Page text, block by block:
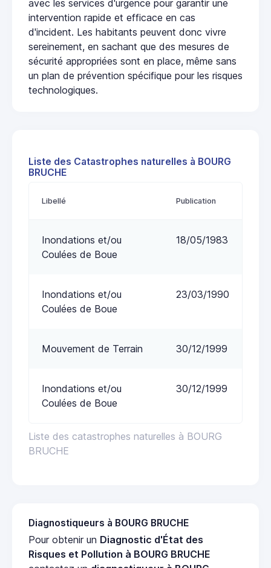
avec les services d'urgence pour garantir une
intervention rapide et efficace en cas
d'incident. Les habitants peuvent donc vivre
sereinement, en sachant que des mesures de
sécurité appropriées sont en place, même sans
un plan de prévention spécifique pour les risques
technologiques.
Liste des Catastrophes naturelles à BOURG
BRUCHE
Liste des catastrophes naturelles à BOURG
BRUCHE
Libellé Publication
Inondations et/ou
Coulées de Boue
18/05/1983
Inondations et/ou
Coulées de Boue
23/03/1990
Mouvement de Terrain 30/12/1999
Inondations et/ou
Coulées de Boue
30/12/1999
Diagnostiqueurs à BOURG BRUCHE
Pour obtenir un Diagnostic d'État des
Risques et Pollution à BOURG BRUCHE